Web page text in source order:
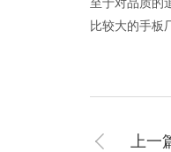
至于对品质的
比较大的手板
上一